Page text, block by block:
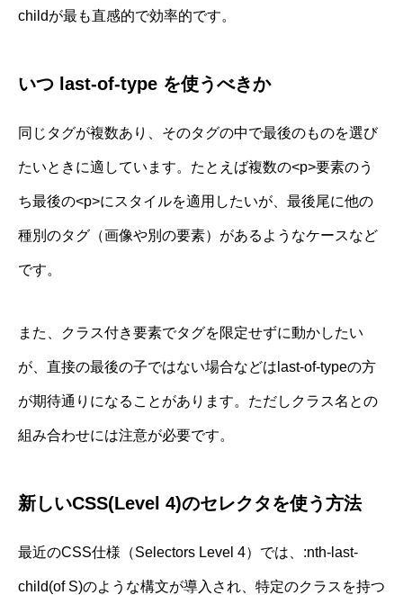
childが最も直感的で効率的です。
いつ last-of-type を使うべきか
同じタグが複数あり、そのタグの中で最後のものを選び
たいときに適しています。たとえば複数の<p>要素のう
ち最後の<p>にスタイルを適用したいが、最後尾に他の
種別のタグ（画像や別の要素）があるようなケースなど
です。
また、クラス付き要素でタグを限定せずに動かしたい
が、直接の最後の子ではない場合などはlast-of-typeの方
が期待通りになることがあります。ただしクラス名との
組み合わせには注意が必要です。
新しいCSS(Level 4)のセレクタを使う方法
最近のCSS仕様（Selectors Level 4）では、:nth-last-
child(of S)のような構文が導入され、特定のクラスを持つ